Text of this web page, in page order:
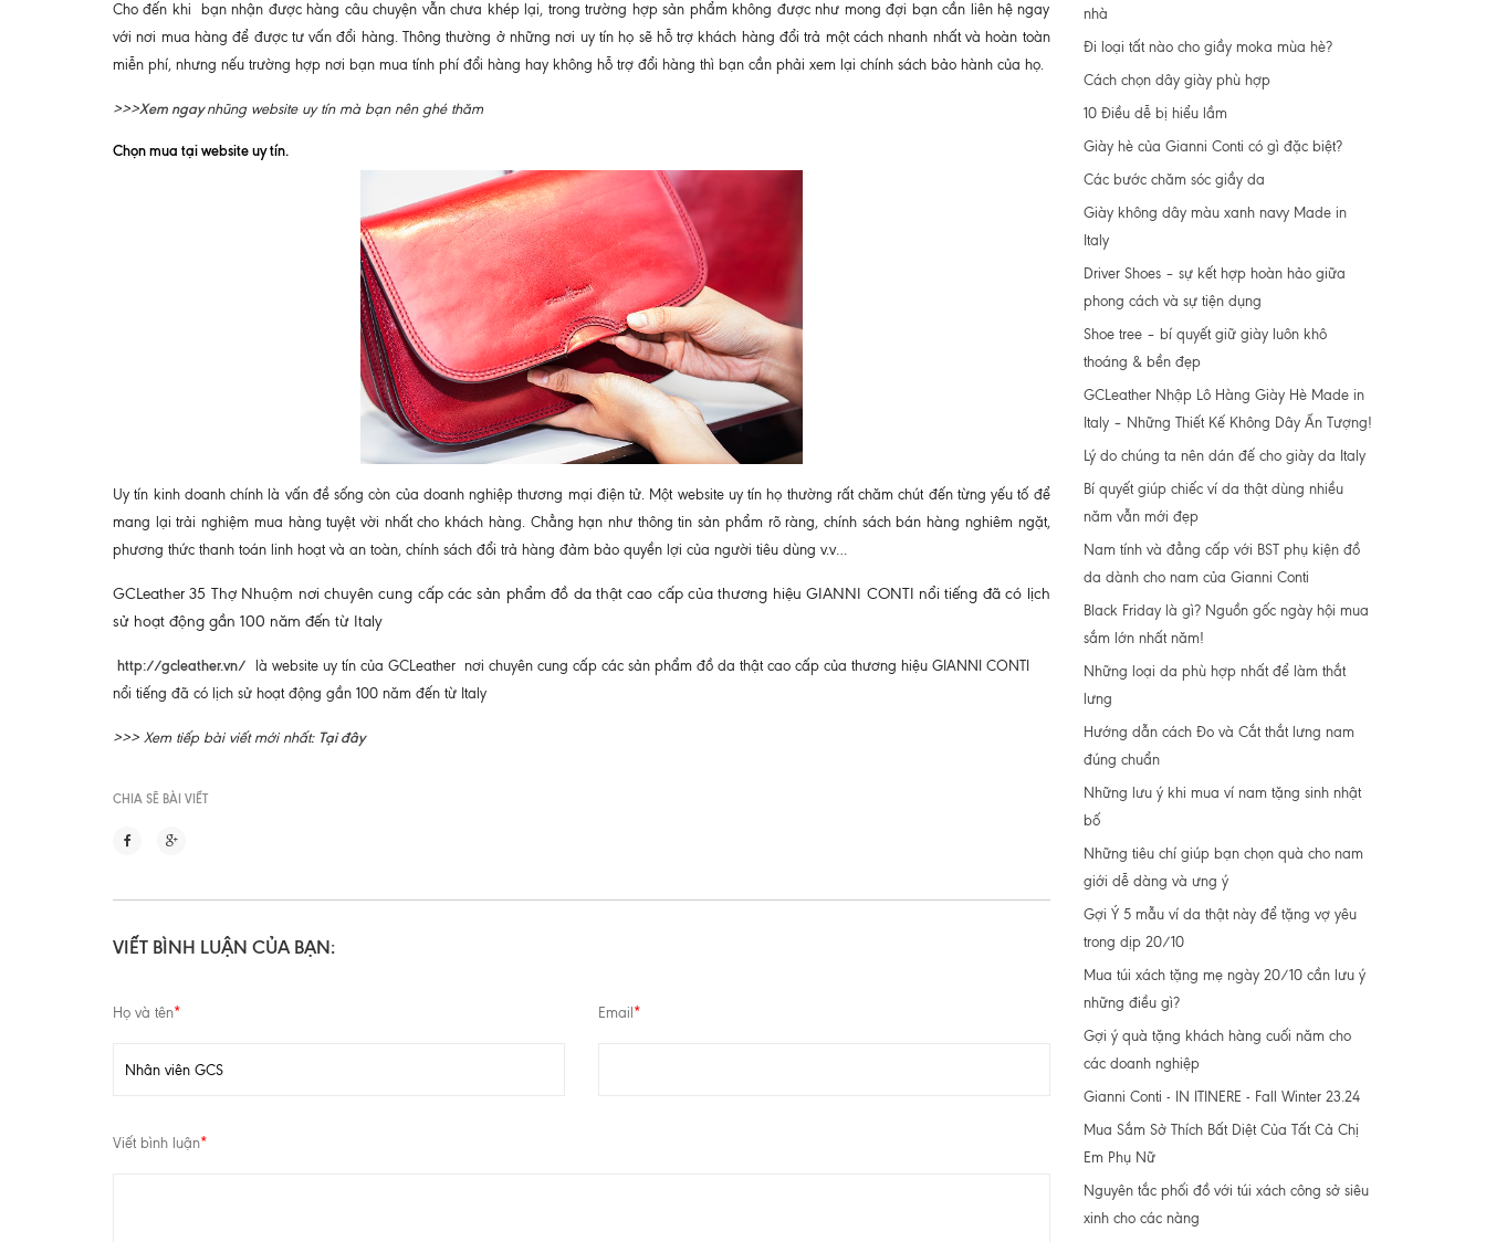
Cho đến khi bạn nhận được hàng câu chuyện vẫn chưa khép lại, trong trường hợp sản phẩm không được như mong đợi bạn cần liên hệ ngay
với nơi mua hàng để được tư vấn đổi hàng. Thông thường ở những nơi uy tín họ sẽ hỗ trợ khách hàng đổi trả một cách nhanh nhất và hoàn toàn
miễn phí, nhưng nếu trường hợp nơi bạn mua tính phí đổi hàng hay không hỗ trợ đổi hàng thì bạn cần phải xem lại chính sách bảo hành của họ.
>>>Xem ngaynhũng website uy tín mà bạn nên ghé thăm
Chọn mua tại website uy tín.
Uy tín kinh doanh chính là vấn đề sống còn của doanh nghiệp thương mại điện tử. Một website uy tín họ thường rất chăm chút đến từng yếu tố để
mang lại trải nghiệm mua hàng tuyệt vời nhất cho khách hàng. Chẳng hạn như thông tin sản phẩm rõ ràng, chính sách bán hàng nghiêm ngặt,
phương thức thanh toán linh hoạt và an toàn, chính sách đổi trả hàng đảm bảo quyền lợi của người tiêu dùng v.v…
GCLeather 35 Thợ Nhuộm nơi chuyên cung cấp các sản phẩm đồ da thật cao cấp của thương hiệu GIANNI CONTI nổi tiếng đã có lịch
sử hoạt động gần 100 năm đến từ Italy
http://gcleather.vn/ là website uy tín của GCLeather nơi chuyên cung cấp các sản phẩm đồ da thật cao cấp của thương hiệu GIANNI CONTI
nổi tiếng đã có lịch sử hoạt động gần 100 năm đến từ Italy
>>> Xem tiếp bài viết mới nhất: Tại đây
CHIA SẼ BÀI VIẾT
VIẾT BÌNH LUẬN CỦA BẠN:
Họ và tên* Email *
Viết bình luận*
nhà
Đi loại tất nào cho giầy moka mùa hè?
Cách chọn dây giày phù hợp
10 Điều dễ bị hiểu lầm
Giày hè của Gianni Conti có gì đặc biệt?
Các bước chăm sóc giầy da
Giày không dây màu xanh navy Made in
Italy
Driver Shoes – sự kết hợp hoàn hảo giữa
phong cách và sự tiện dụng
Shoe tree – bí quyết giữ giày luôn khô
thoáng & bền đẹp
GCLeather Nhập Lô Hàng Giày Hè Made in
Italy – Những Thiết Kế Không Dây Ấn Tượng!
Lý do chúng ta nên dán đế cho giày da Italy
Bí quyết giúp chiếc ví da thật dùng nhiều
năm vẫn mới đẹp
Nam tính và đẳng cấp với BST phụ kiện đồ
da dành cho nam của Gianni Conti
Black Friday là gì? Nguồn gốc ngày hội mua
sắm lớn nhất năm!
Những loại da phù hợp nhất để làm thắt
lưng
Hướng dẫn cách Đo và Cắt thắt lưng nam
đúng chuẩn
Những lưu ý khi mua ví nam tặng sinh nhật
bố
Những tiêu chí giúp bạn chọn quà cho nam
giới dễ dàng và ưng ý
Gợi Ý 5 mẫu ví da thật này để tặng vợ yêu
trong dịp 20/10
Mua túi xách tặng mẹ ngày 20/10 cần lưu ý
những điều gì?
Gợi ý quà tặng khách hàng cuối năm cho
các doanh nghiệp
Gianni Conti - IN ITINERE - Fall Winter 23.24
Mua Sắm Sở Thích Bất Diệt Của Tất Cả Chị
Em Phụ Nữ
Nguyên tắc phối đồ với túi xách công sở siêu
xinh cho các nàng